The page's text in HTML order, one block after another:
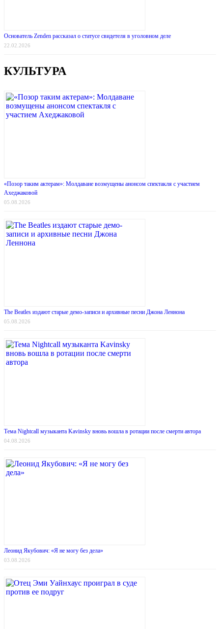
Основатель Zenden рассказал о статусе свидетеля в уголовном деле
22.02.2026
КУЛЬТУРА
«Позор таким актерам»: Молдаване возмущены анонсом спектакля с участием
Ахеджаковой
05.08.2026
The Beatles издают старые демо-записи и архивные песни Джона Леннона
05.08.2026
Тема Nightcall музыканта Kavinsky вновь вошла в ротации после смерти автора
04.08.2026
Леонид Якубович: «Я не могу без дела»
03.08.2026